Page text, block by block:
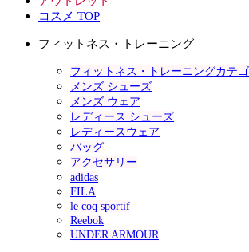
コスメ TOP
フィットネス・トレーニング
フィットネス・トレーニングカテ
メンズ シューズ
メンズ ウェア
レディース シューズ
レディースウェア
バッグ
アクセサリー
adidas
FILA
le coq sportif
Reebok
UNDER ARMOUR